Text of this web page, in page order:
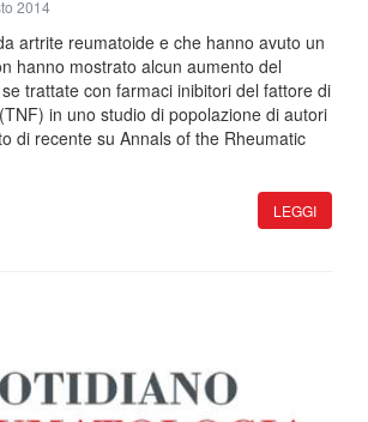
2014
artrite reumatoide e che hanno avuto un
hanno mostrato alcun aumento del
trattate con farmaci inibitori del fattore di
in uno studio di popolazione di autori
di recente su Annals of the Rheumatic
LEGGI